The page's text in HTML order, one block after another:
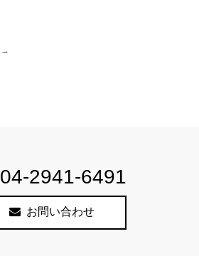
04-2941-6491
お問い合わせ